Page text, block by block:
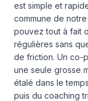
est simple et
commune de
pouvez tout à fait
régulières sans
de friction. Un co-
une seule grosse
étalé dans le
puis du coaching